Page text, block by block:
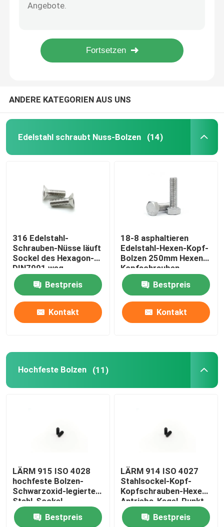
Gewindeschneidschrauben
Wind-Energie-Befestiger
Sonnenkollektor-Befestiger
Automobilbefestiger
Flache Stahlwaschmaschine
Bolzen-Gewindestange
Kohlenstoffstahl-Flansch-Nüsse
Federstahl-Waschmaschinen
ANDERE KATEGORIEN AUS UNS
Edelstahl schraubt Nuss-Bolzen (14)
316 Edelstahl-
Schrauben-Nüsse läuft
Sockel des Hexagon-
DIN7991 weg,
angesenktes, das
HauptM16 M10 M8 M4
kopfschraube
Bestpreis
Kontakt
18-8 asphaltieren
Edelstahl-Hexen-Kopf-
Bolzen 250mm Hexen-
Kopfschrauben
Bestpreis
Kontakt
Hochfeste Bolzen (11)
LÄRM 915 ISO 4028
hochfeste Bolzen-
Schwarzoxid-legierter
Stahl-Sockel-
Hundepunkt-
Klemmschraube
Bestpreis
LÄRM 914 ISO 4027
Stahlsockel-Kopf-
Kopfschrauben-Hexen-
Antriebs-Kegel-Punkt-
legierter Stahl
Bestpreis